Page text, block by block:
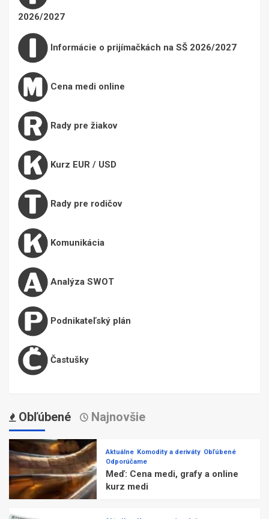
2026/2027
Informácie o prijímačkách na SŠ 2026/2027
Cena medi online
Rady pre žiakov
Kurz EUR / USD
Rady pre rodičov
Komunikácia
Analýza SWOT
Podnikateľský plán
Častušky
Obľúbené Najnovšie
Aktuálne Komodity a deriváty Obľúbené
Odporúčame
Meď: Cena medi, grafy a online
kurz medi